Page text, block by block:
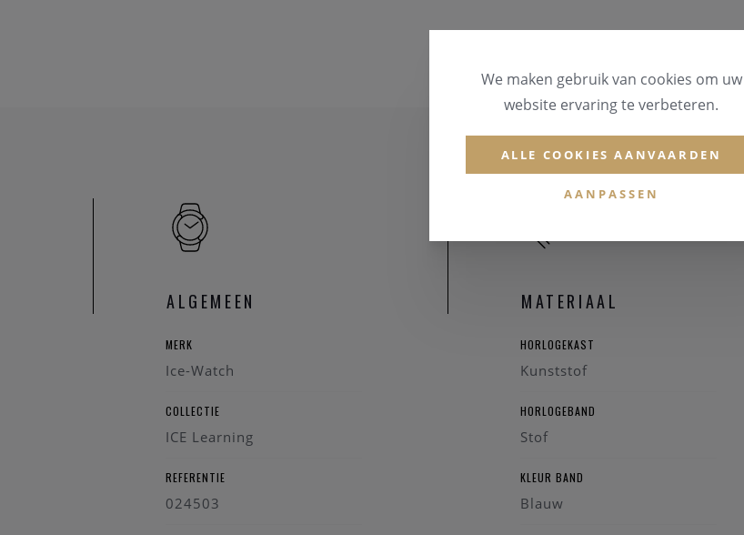
Behuizing 28 mm, PA+ Polyamide
Achterkant Roestvrij staal, geklikt
ALGEMEEN
MERK
Ice-Watch
COLLECTIE
ICE Learning
REFERENTIE
024503
MATERIAAL
HORLOGEKAST
Kunststof
HORLOGEBAND
Stof
KLEUR BAND
Blauw
We maken gebruik van cookies om uw
website ervaring te verbeteren.
ALLE COOKIES AANVAARDEN
AANPASSEN